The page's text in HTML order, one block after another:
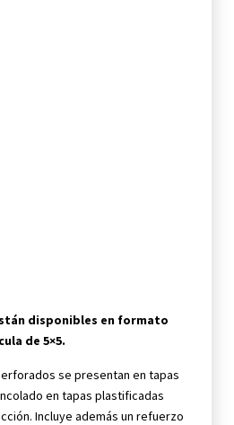
disponibles en formato
de 5×5.
se presentan en tapas
en tapas plastificadas
Incluye además un refuerzo